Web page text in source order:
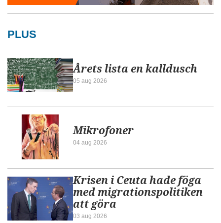
PLUS
Årets lista en kalldusch
05 aug 2026
Mikrofoner
04 aug 2026
Krisen i Ceuta hade föga
med migrationspolitiken
att göra
03 aug 2026